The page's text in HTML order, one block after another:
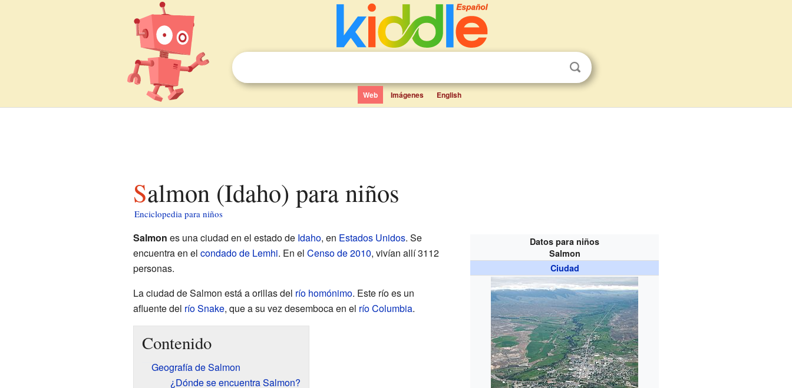
Web Imágenes English
Salmon (Idaho) para niños
Enciclopedia para niños
Datos para niños
Salmon
Ciudad
Salmon es una ciudad en el estado de Idaho, en Estados Unidos. Se
encuentra en el condado de Lemhi. En el Censo de 2010, vivían allí 3112
personas.
La ciudad de Salmon está a orillas del río homónimo. Este río es un
afluente del río Snake, que a su vez desemboca en el río Columbia.
Contenido
Geografía de Salmon
¿Dónde se encuentra Salmon?